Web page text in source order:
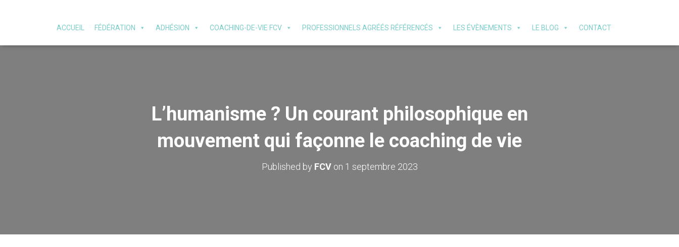
ACCUEIL FÉDÉRATION ADHÉSION COACHING-DE-VIE FCV PROFESSIONNELS AGRÉÉS RÉFÉRENCÉS LES ÉVÈNEMENTS LE BLOG CONTACT
L’humanisme ? Un courant philosophique en
mouvement qui façonne le coaching de vie
Published by FCVon 1 septembre 2023